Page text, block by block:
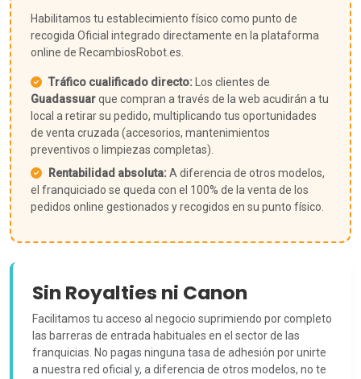
Habilitamos tu establecimiento físico como punto de
recogida Oficial integrado directamente en la plataforma
online de RecambiosRobot.es.
Tráfico cualificado directo: Los clientes de
Guadassuarque compran a través de la web acudirán a tu
local a retirar su pedido, multiplicando tus oportunidades
de venta cruzada (accesorios, mantenimientos
preventivos o limpiezas completas).
Rentabilidad absoluta:A diferencia de otros modelos,
el franquiciado se queda con el 100% de la venta de los
pedidos online gestionados y recogidos en su punto físico.
Sin Royalties ni Canon
Facilitamos tu acceso al negocio suprimiendo por completo
las barreras de entrada habituales en el sector de las
franquicias. No pagas ninguna tasa de adhesión por unirte
a nuestra red oficial y, a diferencia de otros modelos, no te